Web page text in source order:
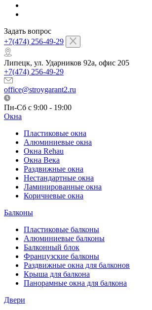
Задать вопрос
+7(474) 256-49-29
Липецк, ул. Ударников 92а, офис 205
+7(474) 256-49-29
office@stroygarant2.ru
Пн-Сб с 9:00 - 19:00
Окна
Пластиковые окна
Алюминиевые окна
Окна Rehau
Окна Века
Раздвижные окна
Нестандартные окна
Ламинированные окна
Коричневые окна
Балконы
Пластиковые балконы
Алюминиевые балконы
Балконный блок
Французские балконы
Раздвижные окна для балконов
Крыша для балкона
Панорамные окна для балкона
Двери